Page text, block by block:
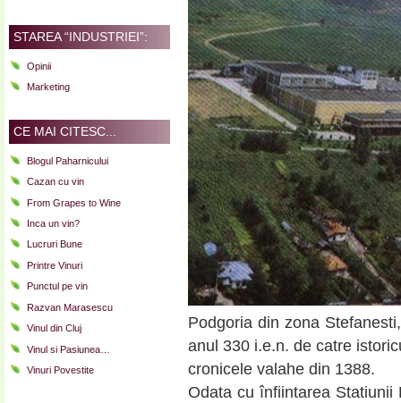
STAREA “INDUSTRIEI”:
Opinii
Marketing
CE MAI CITESC...
Blogul Paharnicului
Cazan cu vin
From Grapes to Wine
Inca un vin?
Lucruri Bune
Printre Vinuri
Punctul pe vin
Razvan Marasescu
Vinul din Cluj
Vinul si Pasiunea…
Vinuri Povestite
Podgoria din zona
anul 330 i.e.n. de catre
cronicele valahe din 1388.
Odata cu înfiintarea Statiunii